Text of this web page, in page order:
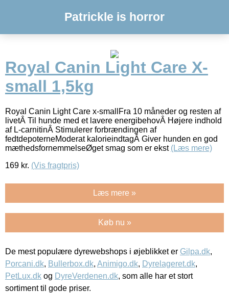
Patrickle is horror
Royal Canin Light Care X-
small 1,5kg
Royal Canin Light Care x-smallFra 10 måneder og resten af
livetÂ Til hunde med et lavere energibehovÂ Højere indhold
af L-carnitinÂ Stimulerer forbrændingen af
fedtdepoterneModerat kalorieindtagÂ Giver hunden en god
mæthedsfornemmelseØget smag som er ekst (Læs mere)
169 kr. (Vis fragtpris)
Læs mere »
Køb nu »
De mest populære dyrewebshops i øjeblikket er Gilpa.dk,
Porcani.dk, Bullerbox.dk, Animigo.dk, Dyrelageret.dk,
PetLux.dk og DyreVerdenen.dk, som alle har et stort
sortiment til gode priser.